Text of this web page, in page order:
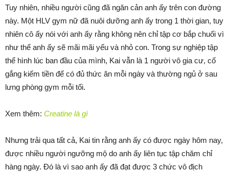
Tuy nhiên, nhiều người cũng đã ngăn cản anh ấy trên con đường
này. Một HLV gym nữ đã nuôi dưỡng anh ấy trong 1 thời gian, tuy
nhiên cô ấy nói với anh ấy rằng không nên chỉ tập cơ bắp chuối vì
như thế anh ấy sẽ mãi mãi yếu và nhỏ con. Trong sự nghiệp tập
thể hình lúc ban đầu của mình, Kai vẫn là 1 người vô gia cư, cố
gắng kiếm tiền để có đủ thức ăn mỗi ngày và thường ngủ ở sau
lưng phòng gym mỗi tối.
Xem thêm: Creatine là gì
Nhưng trải qua tất cả, Kai tin rằng anh ấy có được ngày hôm nay,
được nhiều người ngưỡng mộ do anh ấy liên tục tập chăm chỉ
hàng ngày. Đó là vì sao anh ấy đã đạt được 3 chức vô địch